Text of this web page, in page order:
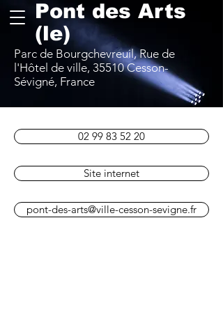
Pont des Arts
(le)
Parc de Bourgchevreuil, Rue de
l'Hôtel de ville, 35510 Cesson-
Sévigné, France
02 99 83 52 20
Site internet
pont-des-arts@ville-cesson-sevigne.fr